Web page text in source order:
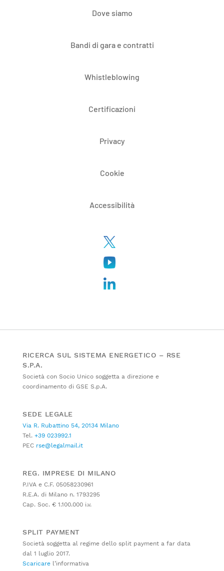
Dove siamo
Bandi di gara e contratti
Whistleblowing
Certificazioni
Privacy
Cookie
Accessibilità
RICERCA SUL SISTEMA ENERGETICO – RSE
S.P.A.
Società con Socio Unico soggetta a direzione e
coordinamento di GSE S.p.A.
SEDE LEGALE
Via R. Rubattino 54, 20134 Milano
Tel. +39 023992.1
PEC rse@legalmail.it
REG. IMPRESE DI MILANO
P.IVA e C.F. 05058230961
R.E.A. di Milano n. 1793295
Cap. Soc. € 1.100.000 i.v.
SPLIT PAYMENT
Società soggetta al regime dello split payment a far data
dal 1 luglio 2017.
Scaricare l’informativa